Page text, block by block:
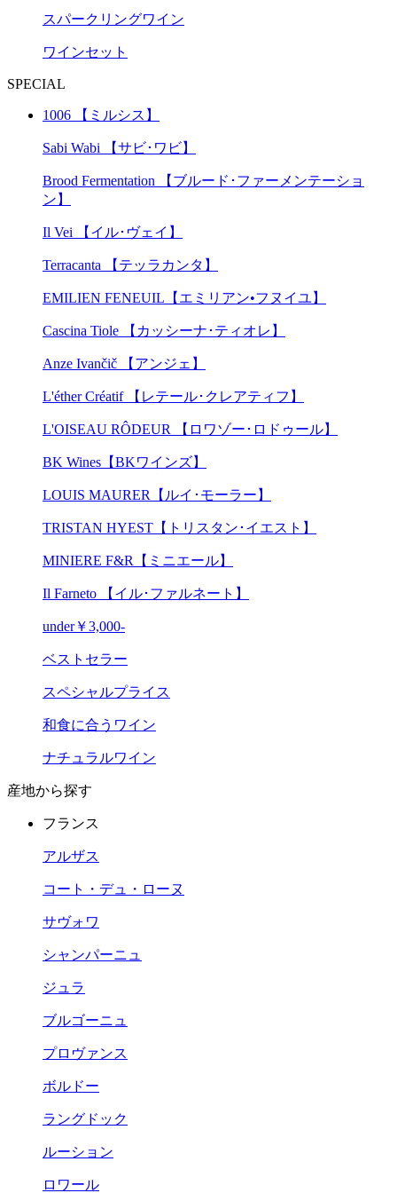
スパークリングワイン
ワインセット
SPECIAL
1006 【ミルシス】
Sabi Wabi 【サビ･ワビ】
Brood Fermentation 【ブルード･ファーメンテーショ
ン】
Il Vei 【イル･ヴェイ】
Terracanta 【テッラカンタ】
EMILIEN FENEUIL【エミリアン•フヌイユ】
Cascina Tiole 【カッシーナ･ティオレ】
Anze Ivančič 【アンジェ】
L'éther Créatif 【レテール･クレアティフ】
L'OISEAU RÔDEUR 【ロワゾー･ロドゥール】
BK Wines【BKワインズ】
LOUIS MAURER【ルイ･モーラー】
TRISTAN HYEST【トリスタン･イエスト】
MINIERE F&R【ミニエール】
Il Farneto 【イル･ファルネート】
under￥3,000-
ベストセラー
スペシャルプライス
和食に合うワイン
ナチュラルワイン
産地から探す
フランス
アルザス
コート・デュ・ローヌ
サヴォワ
シャンパーニュ
ジュラ
ブルゴーニュ
プロヴァンス
ボルドー
ラングドック
ルーション
ロワール